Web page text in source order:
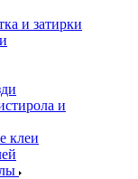
и затирки
и
клеи